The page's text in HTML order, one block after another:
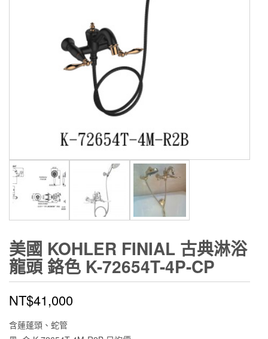
美國 KOHLER FINIAL 古典淋浴
龍頭 鉻色 K-72654T-4P-CP
NT$41,000
含蓮蓬頭、蛇管